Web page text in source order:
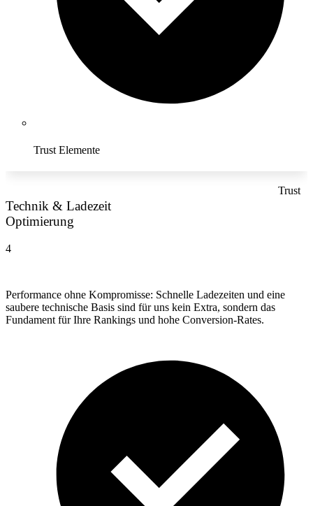
Trust Elemente
Trust
Technik & Ladezeit
Optimierung
4
Performance ohne Kompromisse: Schnelle Ladezeiten und eine
saubere technische Basis sind für uns kein Extra, sondern das
Fundament für Ihre Rankings und hohe Conversion-Rates.